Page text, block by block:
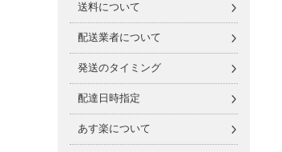
送料について
配送業者について
発送のタイミング
配達日時指定
あす楽について